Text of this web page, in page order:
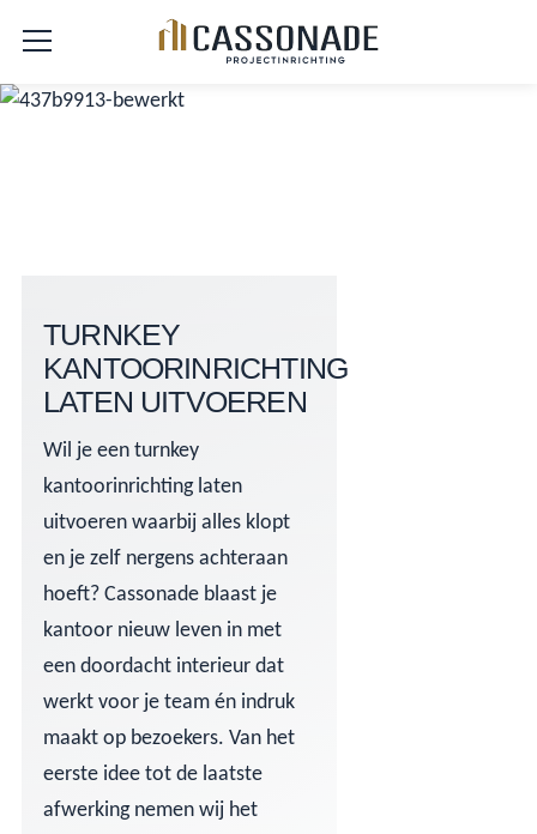
TURNKEY
KANTOORINRICHTING
LATEN UITVOEREN
Wil je een turnkey
kantoorinrichting laten
uitvoeren waarbij alles klopt
en je zelf nergens achteraan
hoeft? Cassonade blaast je
kantoor nieuw leven in met
een doordacht interieur dat
werkt voor je team én indruk
maakt op bezoekers. Van het
eerste idee tot de laatste
afwerking nemen wij het